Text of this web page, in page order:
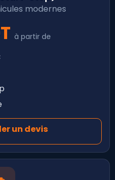
modernes
à partir de
un devis